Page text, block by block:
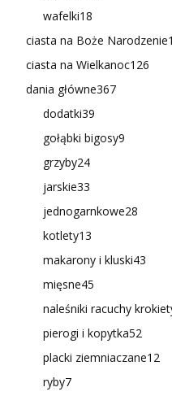
wafelki18
ciasta na Boże Narodzenie
ciasta na Wielkanoc126
dania główne367
dodatki39
gołąbki bigosy9
grzyby24
jarskie33
jednogarnkowe28
kotlety13
makarony i kluski43
mięsne45
naleśniki racuchy
pierogi i kopytka52
placki ziemniaczane12
ryby7